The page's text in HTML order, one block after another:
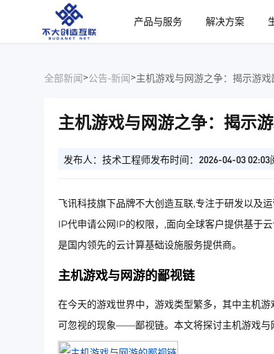
产品与服务
解决方案
全部新闻>公告-新闻>主机游戏与网游之争：揭示游
主机游戏与网游之争：揭示
发布人：技术工程师发布时间：2026-04-03 02:03
飞讯科技旗下品牌不大创造互联,专注于研发以及
IP代申请公网IP的权限，,面向全球客户提供基于
是国内领先的云计算基础设施服务提供商。
主机游戏与网游的鄙视链
在今天的游戏世界中，游戏类型繁多，其中主机
可忽视的现象——鄙视链。本文将探讨主机游戏与